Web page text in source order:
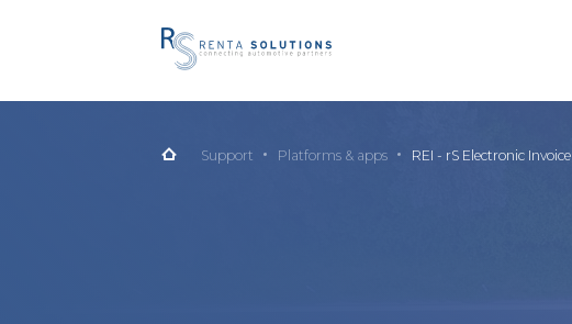
Support Platforms & apps REI - rS Electronic Invoice